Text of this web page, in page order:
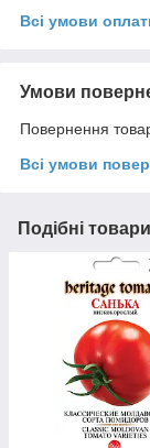
Всі умови
Умови
Повернення
Всі умови
Подібні